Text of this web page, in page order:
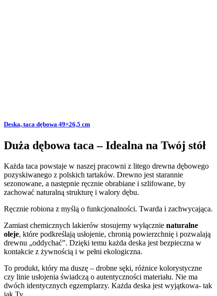
Deska, taca dębowa 49×26,5 cm
Duża dębowa taca – Idealna na Twój stół
Każda taca powstaje w naszej pracowni z litego drewna dębowego
pozyskiwanego z polskich tartaków. Drewno jest starannie
sezonowane, a następnie ręcznie obrabiane i szlifowane, by
zachować naturalną strukturę i walory dębu.
Ręcznie robiona z myślą o funkcjonalności. Twarda i zachwycająca.
Zamiast chemicznych lakierów stosujemy wyłącznie naturalne
oleje, które podkreślają usłojenie, chronią powierzchnię i pozwalają
drewnu „oddychać”. Dzięki temu każda deska jest bezpieczna w
kontakcie z żywnością i w pełni ekologiczna.
To produkt, który ma duszę – drobne sęki, różnice kolorystyczne
czy linie usłojenia świadczą o autentyczności materiału. Nie ma
dwóch identycznych egzemplarzy. Każda deska jest wyjątkowa- tak
jak Ty.